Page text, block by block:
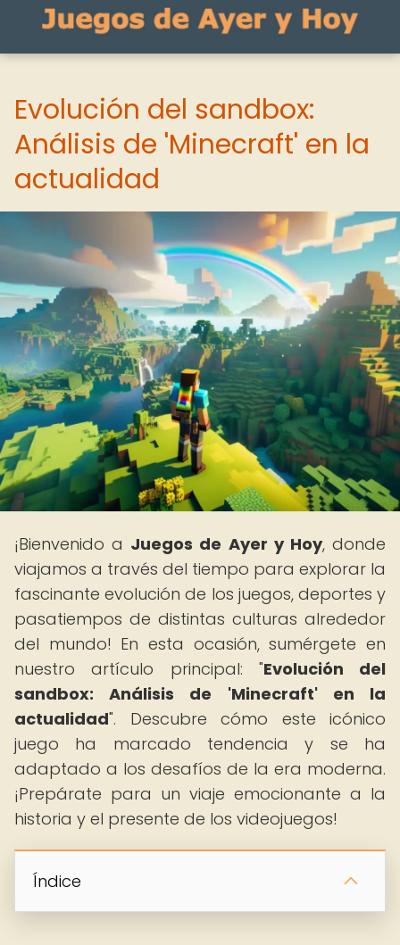
Evolución del sandbox:
Análisis de 'Minecraft' en la
actualidad
¡Bienvenido a Juegos de Ayer y Hoy, donde
viajamos a través del tiempo para explorar la
fascinante evolución de los juegos, deportes y
pasatiempos de distintas culturas alrededor
del mundo! En esta ocasión, sumérgete en
nuestro artículo principal: "Evolución del
sandbox: Análisis de 'Minecraft' en la
actualidad". Descubre cómo este icónico
juego ha marcado tendencia y se ha
adaptado a los desafíos de la era moderna.
¡Prepárate para un viaje emocionante a la
historia y el presente de los videojuegos!
Índice